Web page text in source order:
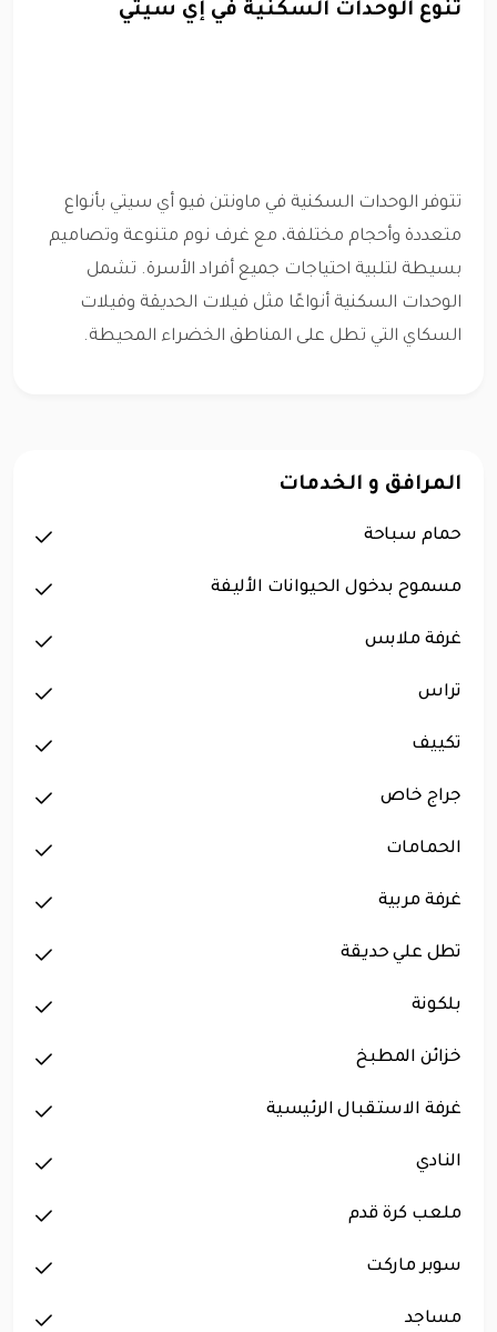
تنوع الوحدات السكنية في إي سيتي
تتوفر الوحدات السكنية في ماونتن فيو أي سيتي بأنواع
متعددة وأحجام مختلفة، مع غرف نوم متنوعة وتصاميم
بسيطة لتلبية احتياجات جميع أفراد الأسرة. تشمل
الوحدات السكنية أنواعًا مثل فيلات الحديقة وفيلات
السكاي التي تطل على المناطق الخضراء المحيطة.
المرافق و الخدمات
حمام سباحة
مسموح بدخول الحيوانات الأليفة
غرفة ملابس
تراس
تكييف
جراج خاص
الحمامات
غرفة مربية
تطل علي حديقة
بلكونة
خزائن المطبخ
غرفة الاستقبال الرئيسية
النادي
ملعب كرة قدم
سوبر ماركت
مساجد